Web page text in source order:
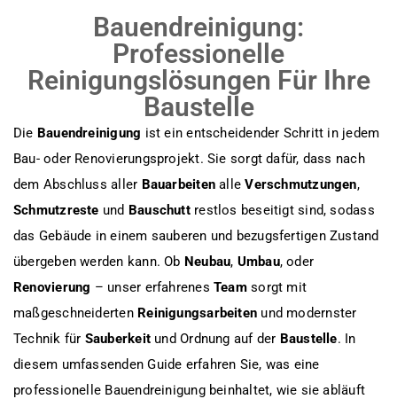
Bauendreinigung:
Professionelle
Reinigungslösungen Für Ihre
Baustelle
Die Bauendreinigung ist ein entscheidender Schritt in jedem
Bau- oder Renovierungsprojekt. Sie sorgt dafür, dass nach
dem Abschluss aller BauarbeitenalleVerschmutzungen,
Schmutzreste und Bauschuttrestlos beseitigt sind, sodass
das Gebäude in einem sauberen und bezugsfertigen Zustand
übergeben werden kann. Ob Neubau, Umbau, oder
Renovierung – unser erfahrenes Teamsorgt mit
maßgeschneiderten Reinigungsarbeiten und modernster
Technik für Sauberkeitund Ordnung auf der Baustelle. In
diesem umfassenden Guide erfahren Sie, was eine
professionelle Bauendreinigung beinhaltet, wie sie abläuft